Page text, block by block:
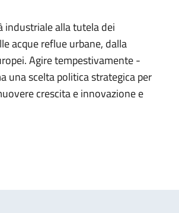
alla tutela dei
acque reflue urbane, dalla
Agire tempestivamente -
una scelta politica strategica per
crescita e innovazione e